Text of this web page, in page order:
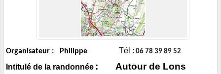
Organisateur : Philippe Tél : 06 78 39 89 52
Intitulé de la randonnée : Autour de Lons